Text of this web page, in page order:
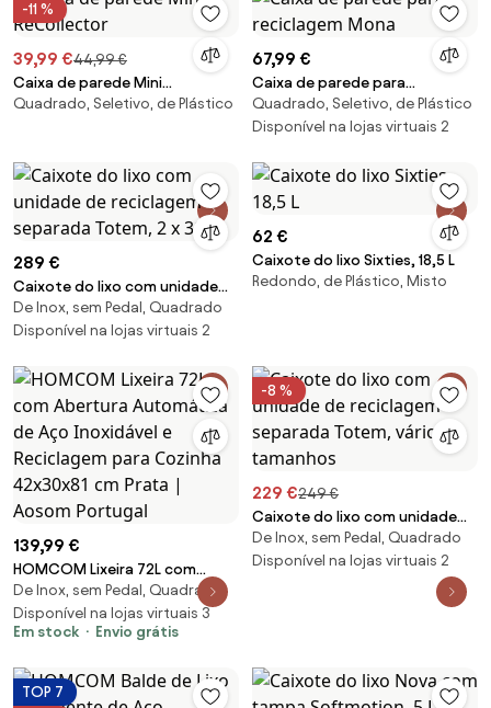
-11 %
39,99 €44,99 €
Caixa de parede Mini
ReCollector
Quadrado, Seletivo, de Plástico
67,99 €
Caixa de parede para
reciclagem Mona
Quadrado, Seletivo, de Plástico
Disponível na lojas virtuais 2
289 €
Caixote do lixo com unidade
de reciclagem separada
Totem, 2 x 30 L
De Inox, sem Pedal, Quadrado
Disponível na lojas virtuais 2
62 €
Caixote do lixo Sixties, 18,5 L
Redondo, de Plástico, Misto
139,99 €
HOMCOM Lixeira 72L com
Abertura Automática de Aço
Inoxidável e Reciclagem para
Cozinha 42x30x81 cm Prata |
De Inox, sem Pedal, Quadrado
Disponível na lojas virtuais 3
Em stock
Envio grátis
-8 %
229 €249 €
Caixote do lixo com unidade
de reciclagem separada
Totem, vários tamanhos
De Inox, sem Pedal, Quadrado
Disponível na lojas virtuais 2
TOP 7